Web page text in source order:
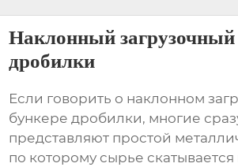
Наклонный загрузочный
дробилки
Если говорить о наклонном
бункере дробилки, многие
представляют простой
по которому сырье скатывается